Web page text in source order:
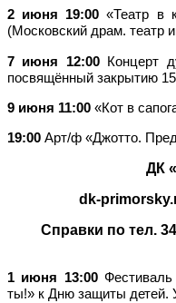
2 июня 19:00 «Театр в
(Московский драм. театр
7 июня 12:00Концерт
посвящённый закрытию
9 июня 11:00 «Кот в
19:00 Арт/ф «Джотто.
ДК
dk-
Справки по тел.
1 июня 13:00Фестиваль
ты!» к Дню защиты детей.